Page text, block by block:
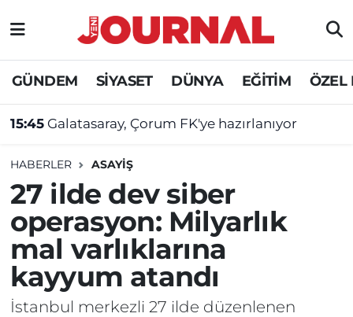
GÜNDEM SİYASET DÜNYA EĞİTİM ÖZEL
15:45 Galatasaray, Çorum FK'ye hazırlanıyor
HABERLER ASAYİŞ
27 ilde dev siber
operasyon: Milyarlık
mal varlıklarına
kayyum atandı
İstanbul merkezli 27 ilde düzenlenen
GÜNDEM
SİYASET
DÜNYA
EĞİTİM
ÖZEL HABER
Nöbetçi Eczaneler
Hava Durumu
Süper Lig Puan Durumu ve Fikstür
Tüm Manşetler
Son Dakika Haberleri
Haber Arşivi